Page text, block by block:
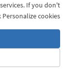
If you don't
cookies.